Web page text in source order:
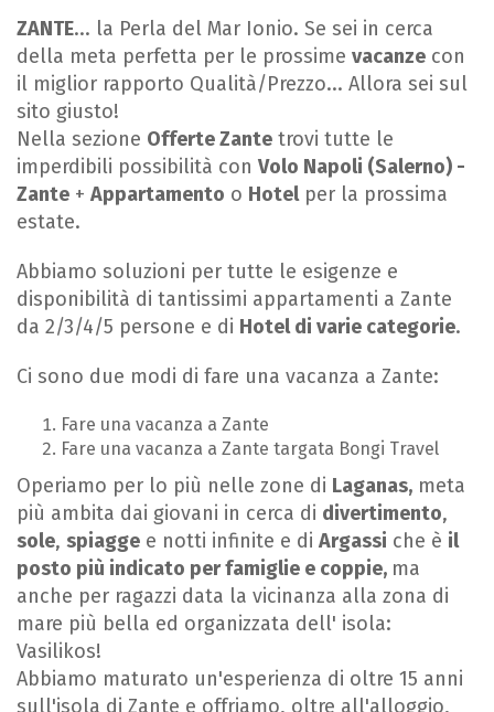
ZANTE... la Perla del Mar Ionio. Se sei in cerca
della meta perfetta per le prossime vacanze con
il miglior rapporto Qualità/Prezzo... Allora sei sul
sito giusto!
Nella sezione Offerte Zante trovi tutte le
imperdibili possibilità con Volo Napoli (Salerno) -
Zante + Appartamento o Hotelper la prossima
estate.
Abbiamo soluzioni per tutte le esigenze e
disponibilità di tantissimi appartamenti a Zante
da 2/3/4/5 persone e di Hotel di varie categorie.
Ci sono due modi di fare una vacanza a Zante:
Fare una vacanza a Zante
Fare una vacanza a Zante targata Bongi Travel
Operiamo per lo più nelle zone di Laganas, meta
più ambita dai giovani in cerca di divertimento,
sole, spiagge e notti infinite e di Argassi che è il
posto più indicato per famiglie e coppie, ma
anche per ragazzi data la vicinanza alla zona di
mare più bella ed organizzata dell' isola:
Vasilikos!
Abbiamo maturato un'esperienza di oltre 15 anni
sull'isola di Zante e offriamo, oltre all'alloggio,